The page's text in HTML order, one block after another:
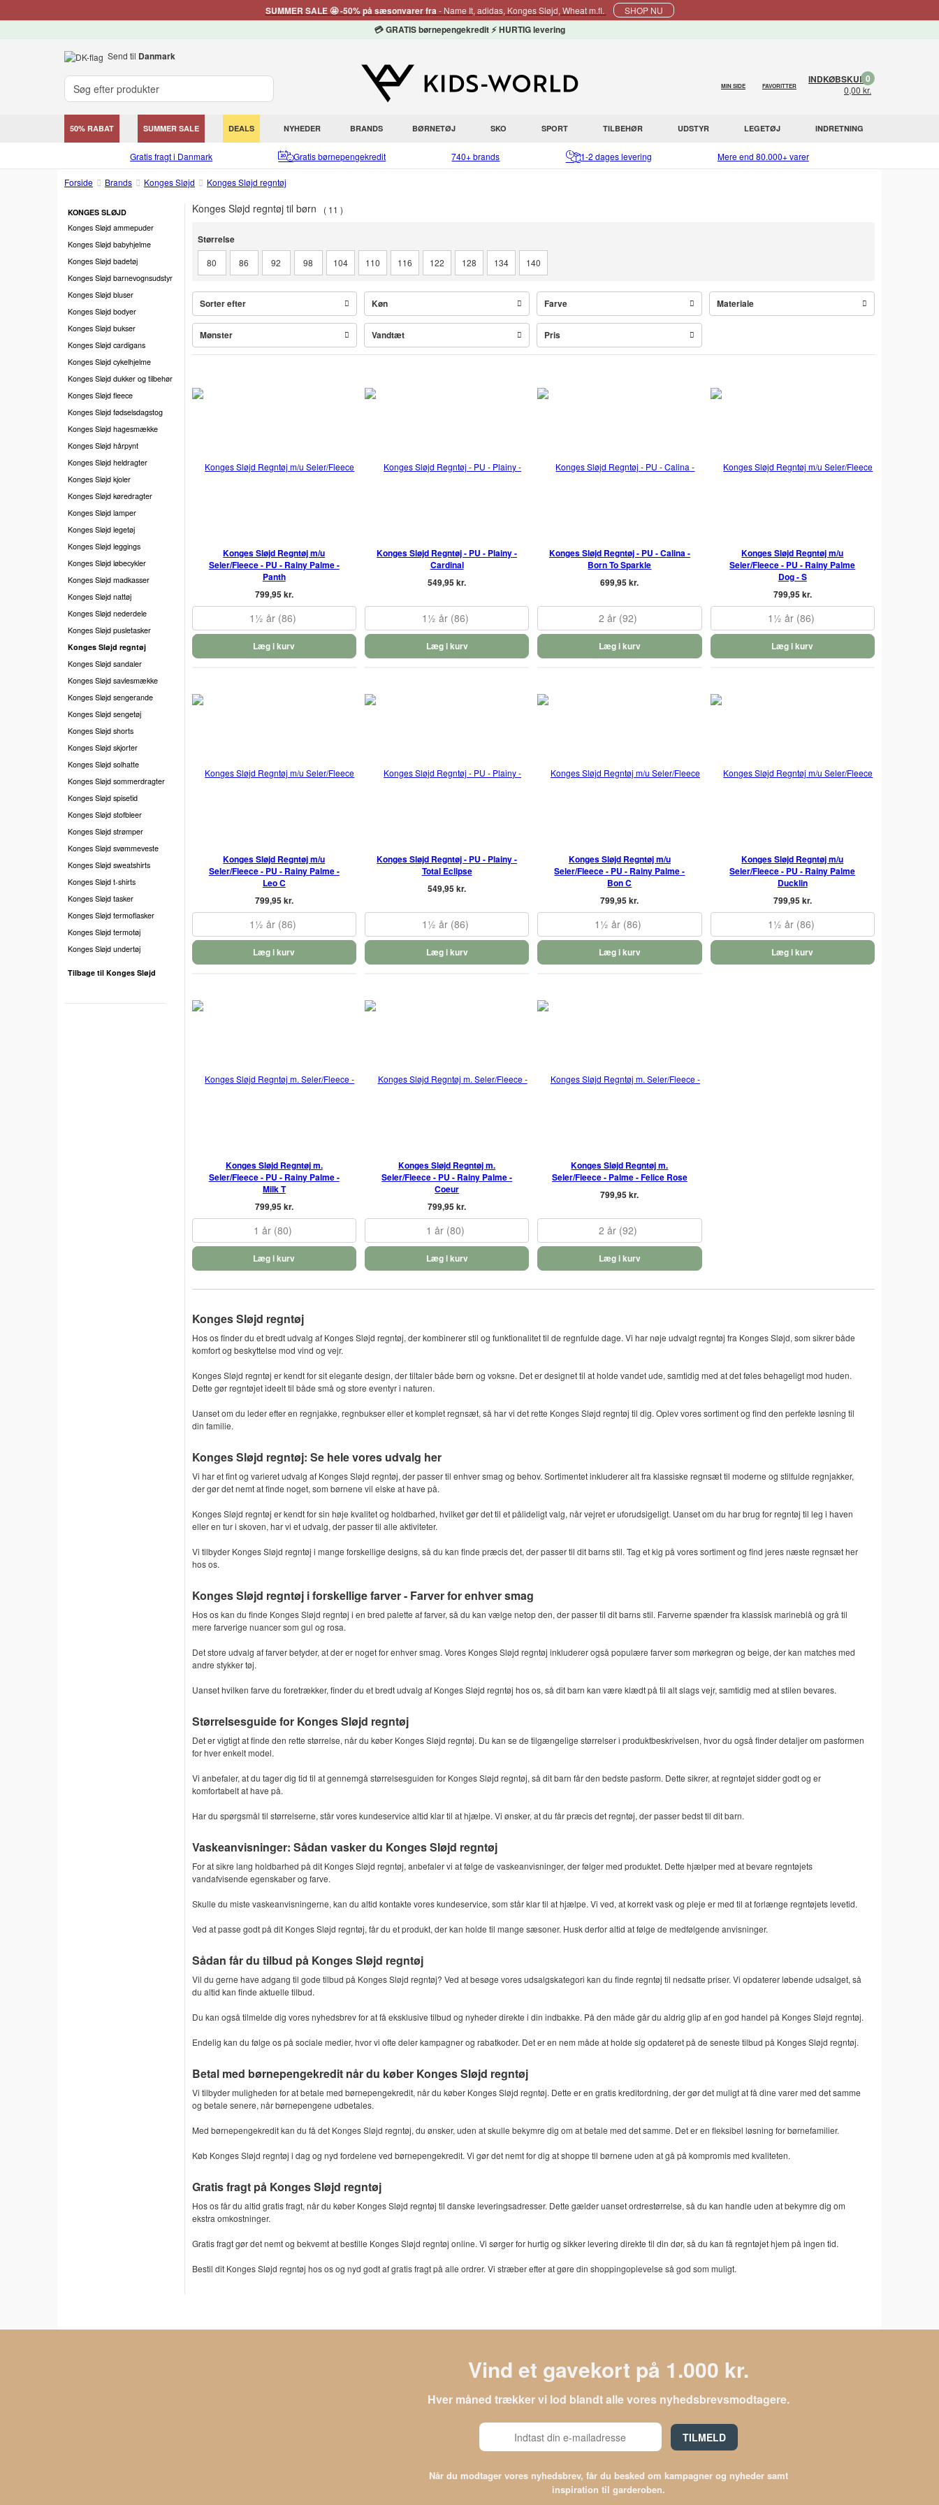
SUMMER SALE 🤩 -50% på sæsonvarer fra- Name It, adidas, Konges Sløjd, Wheat m.fl. SHOP NU
💳 GRATIS børnepengekredit ⚡ HURTIG levering
Send til Danmark
MIN SIDE FAVORITTER
INDKØBSKURV
0,00 kr.
0
50% RABAT SUMMER SALE DEALS NYHEDER BRANDS BØRNETØJ SKO SPORT TILBEHØR UDSTYR LEGETØJ INDRETNING
Gratis fragt i Danmark Gratis børnepengekredit 740+ brands 1-2 dages levering Mere end 80.000+ varer
Forside Brands Konges Sløjd Konges Sløjd regntøj
KONGES SLØJD
Konges Sløjd ammepuder
Konges Sløjd babyhjelme
Konges Sløjd badetøj
Konges Sløjd barnevognsudstyr
Konges Sløjd bluser
Konges Sløjd bodyer
Konges Sløjd bukser
Konges Sløjd cardigans
Konges Sløjd cykelhjelme
Konges Sløjd dukker og tilbehør
Konges Sløjd fleece
Konges Sløjd fødselsdagstog
Konges Sløjd hagesmække
Konges Sløjd hårpynt
Konges Sløjd heldragter
Konges Sløjd kjoler
Konges Sløjd køredragter
Konges Sløjd lamper
Konges Sløjd legetøj
Konges Sløjd leggings
Konges Sløjd løbecykler
Konges Sløjd madkasser
Konges Sløjd nattøj
Konges Sløjd nederdele
Konges Sløjd pusletasker
Konges Sløjd regntøj
Konges Sløjd sandaler
Konges Sløjd savlesmække
Konges Sløjd sengerande
Konges Sløjd sengetøj
Konges Sløjd shorts
Konges Sløjd skjorter
Konges Sløjd solhatte
Konges Sløjd sommerdragter
Konges Sløjd spisetid
Konges Sløjd stofbleer
Konges Sløjd strømper
Konges Sløjd svømmeveste
Konges Sløjd sweatshirts
Konges Sløjd t-shirts
Konges Sløjd tasker
Konges Sløjd termoflasker
Konges Sløjd termotøj
Konges Sløjd undertøj
Tilbage til Konges Sløjd
Konges Sløjd regntøj til børn
11
Størrelse
80 86 92 98 104 110 116 122 128 134 140
Sorter efter Køn Farve Materiale
Mønster Vandtæt Pris
Konges Sløjd Regntøj m/u
Seler/Fleece - PU - Rainy Palme -
Panth
799,95 kr.
1½ år (86)
Læg i kurv
Konges Sløjd Regntøj - PU - Plainy -
Cardinal
549,95 kr.
1½ år (86)
Læg i kurv
Konges Sløjd Regntøj - PU - Calina -
Born To Sparkle
699,95 kr.
2 år (92)
Læg i kurv
Konges Sløjd Regntøj m/u
Seler/Fleece - PU - Rainy Palme
Dog - S
799,95 kr.
1½ år (86)
Læg i kurv
Konges Sløjd Regntøj m/u
Seler/Fleece - PU - Rainy Palme -
Leo C
799,95 kr.
1½ år (86)
Læg i kurv
Konges Sløjd Regntøj - PU - Plainy -
Total Eclipse
549,95 kr.
1½ år (86)
Læg i kurv
Konges Sløjd Regntøj m/u
Seler/Fleece - PU - Rainy Palme -
Bon C
799,95 kr.
1½ år (86)
Læg i kurv
Konges Sløjd Regntøj m/u
Seler/Fleece - PU - Rainy Palme
Ducklin
799,95 kr.
1½ år (86)
Læg i kurv
Konges Sløjd Regntøj m.
Seler/Fleece - PU - Rainy Palme -
Milk T
799,95 kr.
1 år (80)
Læg i kurv
Konges Sløjd Regntøj m.
Seler/Fleece - PU - Rainy Palme -
Coeur
799,95 kr.
1 år (80)
Læg i kurv
Konges Sløjd Regntøj m.
Seler/Fleece - Palme - Felice Rose
799,95 kr.
2 år (92)
Læg i kurv
Konges Sløjd regntøj
Hos os finder du et bredt udvalg af Konges Sløjd regntøj, der kombinerer stil og funktionalitet til de regnfulde dage. Vi har nøje udvalgt regntøj fra Konges Sløjd, som sikrer både
komfort og beskyttelse mod vind og vejr.
Konges Sløjd regntøj er kendt for sit elegante design, der tiltaler både børn og voksne. Det er designet til at holde vandet ude, samtidig med at det føles behageligt mod huden.
Dette gør regntøjet ideelt til både små og store eventyr i naturen.
Uanset om du leder efter en regnjakke, regnbukser eller et komplet regnsæt, så har vi det rette Konges Sløjd regntøj til dig. Oplev vores sortiment og find den perfekte løsning til
din familie.
Konges Sløjd regntøj: Se hele vores udvalg her
Vi har et fint og varieret udvalg af Konges Sløjd regntøj, der passer til enhver smag og behov. Sortimentet inkluderer alt fra klassiske regnsæt til moderne og stilfulde regnjakker,
der gør det nemt at finde noget, som børnene vil elske at have på.
Konges Sløjd regntøj er kendt for sin høje kvalitet og holdbarhed, hvilket gør det til et pålideligt valg, når vejret er uforudsigeligt. Uanset om du har brug for regntøj til leg i haven
eller en tur i skoven, har vi et udvalg, der passer til alle aktiviteter.
Vi tilbyder Konges Sløjd regntøj i mange forskellige designs, så du kan finde præcis det, der passer til dit barns stil. Tag et kig på vores sortiment og find jeres næste regnsæt her
hos os.
Konges Sløjd regntøj i forskellige farver - Farver for enhver smag
Hos os kan du finde Konges Sløjd regntøj i en bred palette af farver, så du kan vælge netop den, der passer til dit barns stil. Farverne spænder fra klassisk marineblå og grå til
mere farverige nuancer som gul og rosa.
Det store udvalg af farver betyder, at der er noget for enhver smag. Vores Konges Sløjd regntøj inkluderer også populære farver som mørkegrøn og beige, der kan matches med
andre stykker tøj.
Uanset hvilken farve du foretrækker, finder du et bredt udvalg af Konges Sløjd regntøj hos os, så dit barn kan være klædt på til alt slags vejr, samtidig med at stilen bevares.
Størrelsesguide for Konges Sløjd regntøj
Det er vigtigt at finde den rette størrelse, når du køber Konges Sløjd regntøj. Du kan se de tilgængelige størrelser i produktbeskrivelsen, hvor du også finder detaljer om pasformen
for hver enkelt model.
Vi anbefaler, at du tager dig tid til at gennemgå størrelsesguiden for Konges Sløjd regntøj, så dit barn får den bedste pasform. Dette sikrer, at regntøjet sidder godt og er
komfortabelt at have på.
Har du spørgsmål til størrelserne, står vores kundeservice altid klar til at hjælpe. Vi ønsker, at du får præcis det regntøj, der passer bedst til dit barn.
Vaskeanvisninger: Sådan vasker du Konges Sløjd regntøj
For at sikre lang holdbarhed på dit Konges Sløjd regntøj, anbefaler vi at følge de vaskeanvisninger, der følger med produktet. Dette hjælper med at bevare regntøjets
vandafvisende egenskaber og farve.
Skulle du miste vaskeanvisningerne, kan du altid kontakte vores kundeservice, som står klar til at hjælpe. Vi ved, at korrekt vask og pleje er med til at forlænge regntøjets levetid.
Ved at passe godt på dit Konges Sløjd regntøj, får du et produkt, der kan holde til mange sæsoner. Husk derfor altid at følge de medfølgende anvisninger.
Sådan får du tilbud på Konges Sløjd regntøj
Vil du gerne have adgang til gode tilbud på Konges Sløjd regntøj? Ved at besøge vores udsalgskategori kan du finde regntøj til nedsatte priser. Vi opdaterer løbende udsalget, så
du altid kan finde aktuelle tilbud.
Du kan også tilmelde dig vores nyhedsbrev for at få eksklusive tilbud og nyheder direkte i din indbakke. På den måde går du aldrig glip af en god handel på Konges Sløjd regntøj.
Endelig kan du følge os på sociale medier, hvor vi ofte deler kampagner og rabatkoder. Det er en nem måde at holde sig opdateret på de seneste tilbud på Konges Sløjd regntøj.
Betal med børnepengekredit når du køber Konges Sløjd regntøj
Vi tilbyder muligheden for at betale med børnepengekredit, når du køber Konges Sløjd regntøj. Dette er en gratis kreditordning, der gør det muligt at få dine varer med det samme
og betale senere, når børnepengene udbetales.
Med børnepengekredit kan du få det Konges Sløjd regntøj, du ønsker, uden at skulle bekymre dig om at betale med det samme. Det er en fleksibel løsning for børnefamilier.
Køb Konges Sløjd regntøj i dag og nyd fordelene ved børnepengekredit. Vi gør det nemt for dig at shoppe til børnene uden at gå på kompromis med kvaliteten.
Gratis fragt på Konges Sløjd regntøj
Hos os får du altid gratis fragt, når du køber Konges Sløjd regntøj til danske leveringsadresser. Dette gælder uanset ordrestørrelse, så du kan handle uden at bekymre dig om
ekstra omkostninger.
Gratis fragt gør det nemt og bekvemt at bestille Konges Sløjd regntøj online. Vi sørger for hurtig og sikker levering direkte til din dør, så du kan få regntøjet hjem på ingen tid.
Bestil dit Konges Sløjd regntøj hos os og nyd godt af gratis fragt på alle ordrer. Vi stræber efter at gøre din shoppingoplevelse så god som muligt.
Vind et gavekort på 1.000 kr.
Hver måned trækker vi lod blandt alle vores nyhedsbrevsmodtagere.
TILMELD
Når du modtager vores nyhedsbrev, får du besked om kampagner og nyheder samt
inspiration til garderoben.